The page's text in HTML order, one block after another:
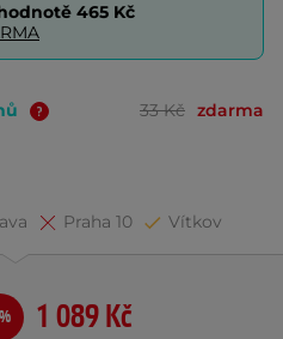
465 Kč
33 Kč zdarma
Praha 10 Vítkov
1 089 Kč